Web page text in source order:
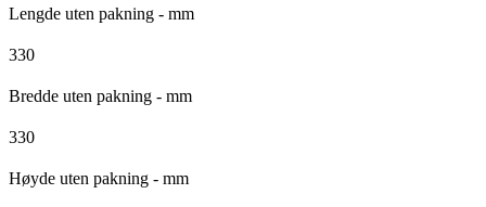
Lengde uten pakning - mm
330
Bredde uten pakning - mm
330
Høyde uten pakning - mm